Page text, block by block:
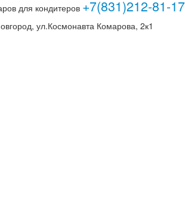
для кондитеров +7(831)212-81-17
ул.Космонавта Комарова, 2к1